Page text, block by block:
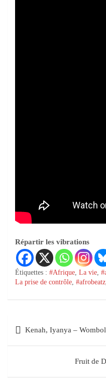
Répartir les vibrations
Étiquettes : #Afrique, La vie,
La prise de contrôle, #afrobeatz
Kenah, Iyanya –
Fruit de